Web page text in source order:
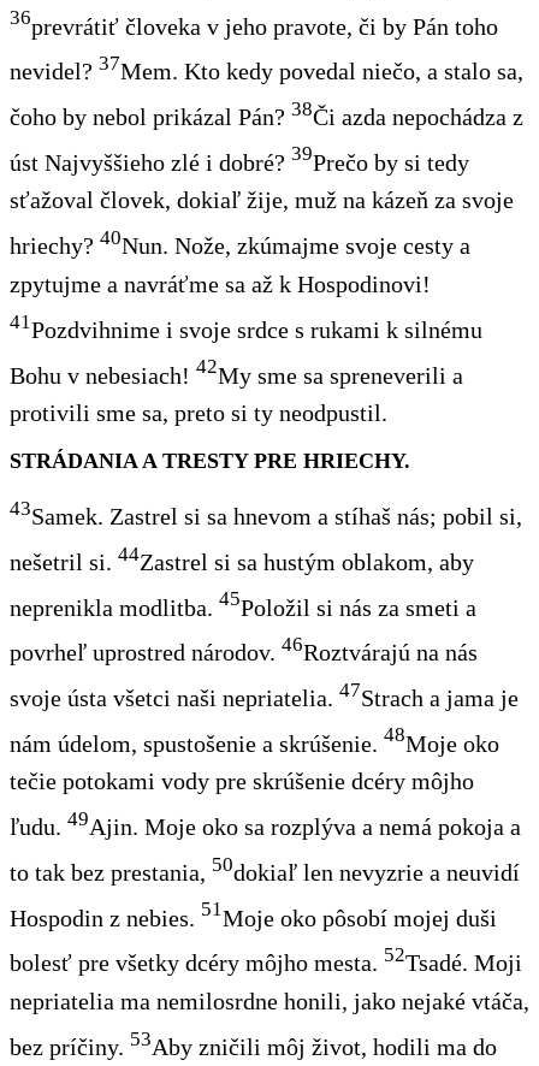
36prevrátiť človeka v jeho pravote, či by Pán toho
nevidel? 37Mem. Kto kedy povedal niečo, a stalo sa,
čoho by nebol prikázal Pán? 38Či azda nepochádza z
úst Najvyššieho zlé i dobré? 39Prečo by si tedy
sťažoval človek, dokiaľ žije, muž na kázeň za svoje
hriechy? 40Nun. Nože, zkúmajme svoje cesty a
zpytujme a navráťme sa až k Hospodinovi!
41Pozdvihnime i svoje srdce s rukami k silnému
Bohu v nebesiach! 42My sme sa spreneverili a
protivili sme sa, preto si ty neodpustil.
STRÁDANIA A TRESTY PRE HRIECHY.
43Samek. Zastrel si sa hnevom a stíhaš nás; pobil si,
nešetril si. 44Zastrel si sa hustým oblakom, aby
neprenikla modlitba. 45Položil si nás za smeti a
povrheľ uprostred národov. 46Roztvárajú na nás
svoje ústa všetci naši nepriatelia. 47Strach a jama je
nám údelom , spustošenie a skrúšenie. 48Moje oko
tečie potokami vody pre skrúšenie dcéry môjho
ľudu. 49Ajin. Moje oko sa rozplýva a nemá pokoja a
to tak bez prestania, 50dokiaľ len nevyzrie a neuvidí
Hospodin z nebies.
51Moje oko pôsobí mojej duši
bolesť pre všetky dcéry môjho mesta. 52Tsadé. Moji
nepriatelia ma nemilosrdne honili, jako nejaké vtáča,
bez príčiny. 53Aby zničili môj život, hodili ma do